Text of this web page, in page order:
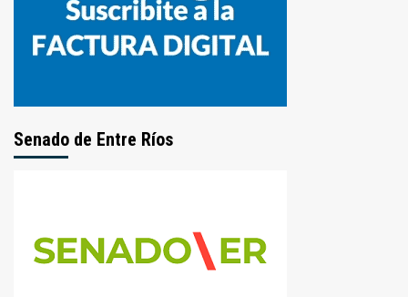
Senado de Entre Ríos